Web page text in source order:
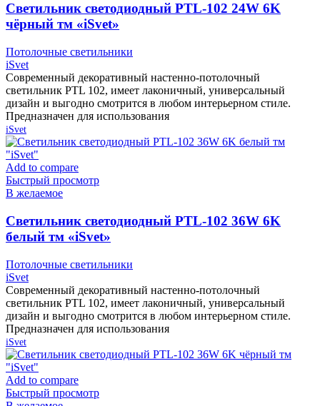
Cветильник светодиодный PTL-102 24W 6K
чёрный тм «iSvet»
Потолочные светильники
iSvet
Современный декоративный настенно-потолочный
светильник PTL 102, имеет лаконичный, универсальный
дизайн и выгодно смотрится в любом интерьерном стиле.
Предназначен для использования
iSvet
Add to compare
Быстрый просмотр
В желаемое
Cветильник светодиодный PTL-102 36W 6K
белый тм «iSvet»
Потолочные светильники
iSvet
Современный декоративный настенно-потолочный
светильник PTL 102, имеет лаконичный, универсальный
дизайн и выгодно смотрится в любом интерьерном стиле.
Предназначен для использования
iSvet
Add to compare
Быстрый просмотр